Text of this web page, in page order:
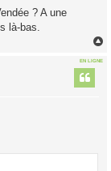
? A une
là-bas.
EN LIGNE